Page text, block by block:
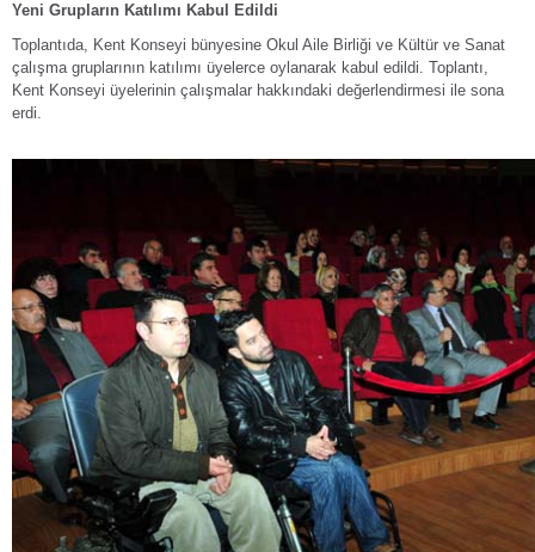
Yeni Grupların Katılımı Kabul Edildi
Toplantıda, Kent Konseyi bünyesine Okul Aile Birliği ve Kültür ve Sanat
çalışma gruplarının katılımı üyelerce oylanarak kabul edildi. Toplantı,
Kent Konseyi üyelerinin çalışmalar hakkındaki değerlendirmesi ile sona
erdi.